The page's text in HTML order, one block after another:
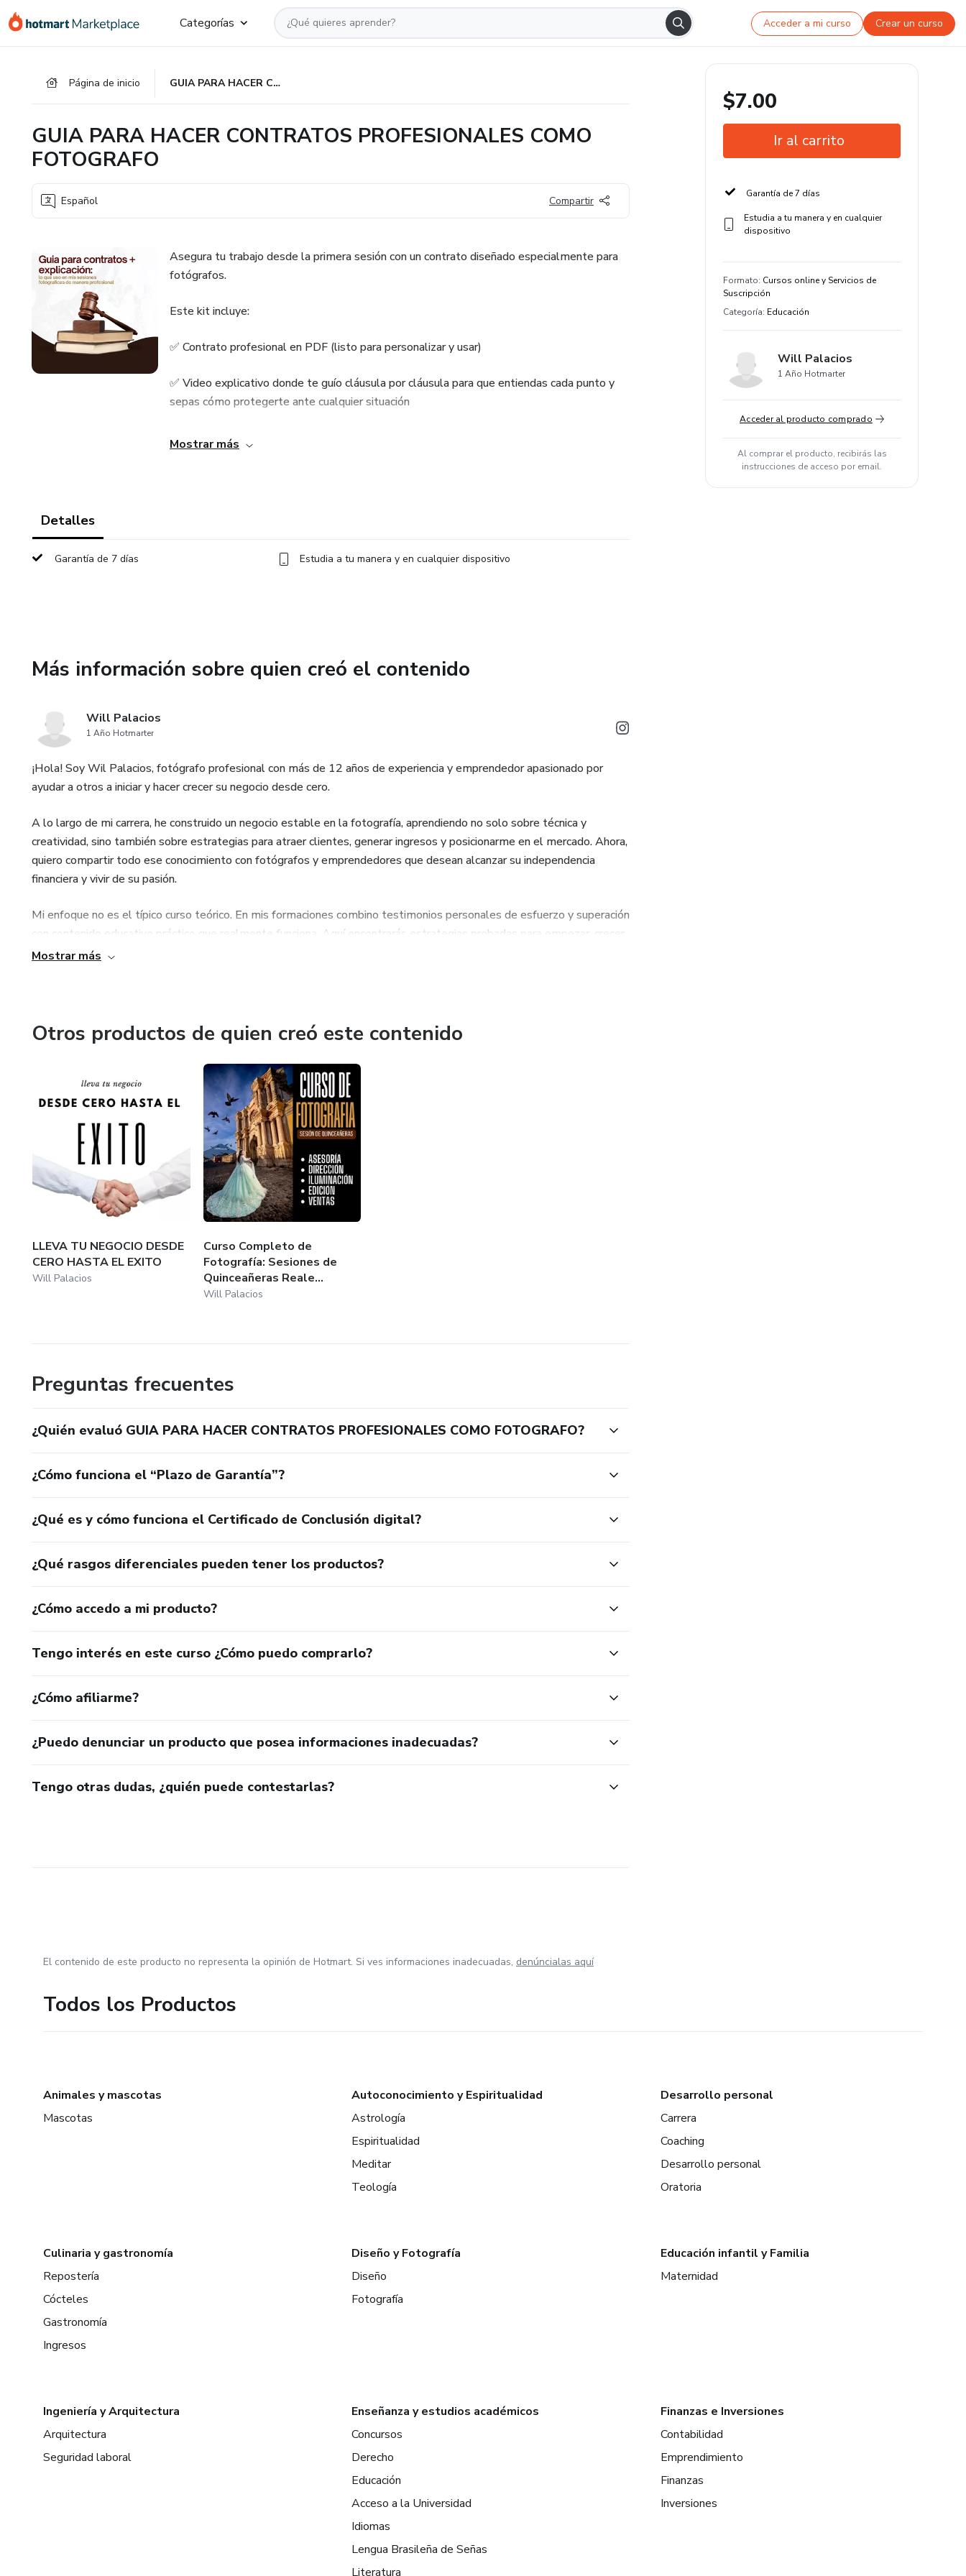
Categorías Acceder a mi curso Crear un curso
Página de inicio GUIA PARA HACER CONTRATOS PROFESIONALES COMO FOTOGRAFO
GUIA PARA HACER CONTRATOS PROFESIONALES COMO
FOTOGRAFO
Español Compartir
Asegura tu trabajo desde la primera sesión con un contrato diseñado especialmente para
fotógrafos.
Este kit incluye:
✅ Contrato profesional en PDF (listo para personalizar y usar)
✅ Video explicativo donde te guío cláusula por cláusula para que entiendas cada punto y
sepas cómo protegerte ante cualquier situación
✅ Recomendaciones legales prácticas para evitar malentendidos con tus clientes
Mostrar más
Detalles
Garantía de 7 días Estudia a tu manera y en cualquier dispositivo
Más información sobre quien creó el contenido
Will Palacios
1 Año Hotmarter
¡Hola! Soy Wil Palacios, fotógrafo profesional con más de 12 años de experiencia y emprendedor apasionado por
ayudar a otros a iniciar y hacer crecer su negocio desde cero.
A lo largo de mi carrera, he construido un negocio estable en la fotografía, aprendiendo no solo sobre técnica y
creatividad, sino también sobre estrategias para atraer clientes, generar ingresos y posicionarme en el mercado. Ahora,
quiero compartir todo ese conocimiento con fotógrafos y emprendedores que desean alcanzar su independencia
financiera y vivir de su pasión.
Mi enfoque no es el típico curso teórico. En mis formaciones combino testimonios personales de esfuerzo y superación
con contenido educativo práctico que realmente funciona. Aquí encontrarás estrategias probadas para empezar, crecer
y consolidar un negocio rentable, incluso si sientes que nadie cree en ti o no sabes por dónde comenzar.
¡Nos vemos dentro! 🚀📸
Mostrar más
Otros productos de quien creó este contenido
LLEVA TU NEGOCIO DESDE
CERO HASTA EL EXITO
Will Palacios
Curso Completo de
Fotografía: Sesiones de
Quinceañeras Reale...
Will Palacios
Preguntas frecuentes
¿Quién evaluó GUIA PARA HACER CONTRATOS PROFESIONALES COMO FOTOGRAFO?
¿Cómo funciona el “Plazo de Garantía”?
¿Qué es y cómo funciona el Certificado de Conclusión digital?
¿Qué rasgos diferenciales pueden tener los productos?
¿Cómo accedo a mi producto?
Tengo interés en este curso ¿Cómo puedo comprarlo?
¿Cómo afiliarme?
¿Puedo denunciar un producto que posea informaciones inadecuadas?
Tengo otras dudas, ¿quién puede contestarlas?
$7.00
Ir al carrito
Garantía de 7 días
Estudia a tu manera y en cualquier
dispositivo
Formato: Cursos online y Servicios de
Suscripción
Categoría: Educación
Will Palacios
1 Año Hotmarter
Acceder al producto comprado
Al comprar el producto, recibirás las
instrucciones de acceso por email.
El contenido de este producto no representa la opinión de Hotmart. Si ves informaciones inadecuadas, denúncialas aquí
Todos los Productos
Animales y mascotas
Mascotas
Autoconocimiento y Espiritualidad
Astrología
Espiritualidad
Meditar
Teología
Desarrollo personal
Carrera
Coaching
Desarrollo personal
Oratoria
Culinaria y gastronomía
Repostería
Cócteles
Gastronomía
Ingresos
Diseño y Fotografía
Diseño
Fotografía
Educación infantil y Familia
Maternidad
Ingeniería y Arquitectura
Arquitectura
Seguridad laboral
Enseñanza y estudios académicos
Concursos
Derecho
Educación
Acceso a la Universidad
Idiomas
Lengua Brasileña de Señas
Literatura
Finanzas e Inversiones
Contabilidad
Emprendimiento
Finanzas
Inversiones